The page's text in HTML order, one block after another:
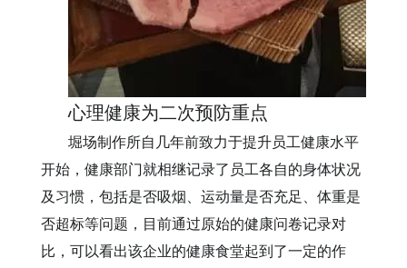
心理健康为二次预防重点
堀场制作所自几年前致力于提升员工健康水平
开始，健康部门就相继记录了员工各自的身体状况
及习惯，包括是否吸烟、运动量是否充足、体重是
否超标等问题，目前通过原始的健康问卷记录对
比，可以看出该企业的健康食堂起到了一定的作